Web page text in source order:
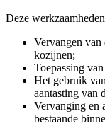
Deze
Vervangen van
kozijnen;
Toepassing
Het gebruik
aantasting van
Vervanging en
bestaande